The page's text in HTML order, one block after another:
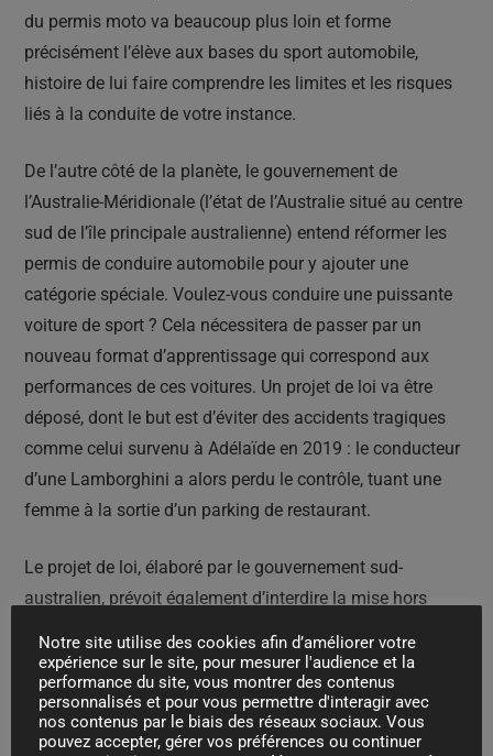
du permis moto va beaucoup plus loin et forme
précisément l’élève aux bases du sport automobile,
histoire de lui faire comprendre les limites et les risques
liés à la conduite de votre instance.
De l’autre côté de la planète, le gouvernement de
l’Australie-Méridionale (l’état de l’Australie situé au centre
sud de l’île principale australienne) entend réformer les
permis de conduire automobile pour y ajouter une
catégorie spéciale. Voulez-vous conduire une puissante
voiture de sport ? Cela nécessitera de passer par un
nouveau format d’apprentissage qui correspond aux
performances de ces voitures. Un projet de loi va être
déposé, dont le but est d’éviter des accidents tragiques
comme celui survenu à Adélaïde en 2019 : le conducteur
d’une Lamborghini a alors perdu le contrôle, tuant une
femme à la sortie d’un parking de restaurant.
Le projet de loi, élaboré par le gouvernement sud-
australien, prévoit également d’interdire la mise hors
commercialisées dans l’État. L’idée d’un apprenti-permis-
formateur aux principes importants de la conduite
automobile est si puissante qu’elle nous semble dans
tous les cas pertinente et transférable partout ailleurs
Notre site utilise des cookies afin d’améliorer votre
expérience sur le site, pour mesurer l'audience et la
performance du site, vous montrer des contenus
personnalisés et pour vous permettre d'interagir avec
nos contenus par le biais des réseaux sociaux. Vous
pouvez accepter, gérer vos préférences ou continuer